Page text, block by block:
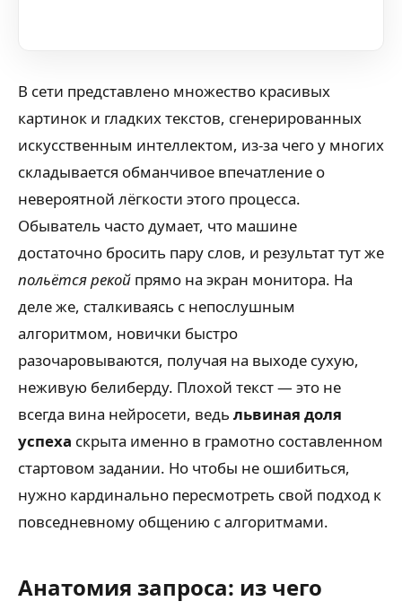
В сети представлено множество красивых
картинок и гладких текстов, сгенерированных
искусственным интеллектом, из-за чего у многих
складывается обманчивое впечатление о
невероятной лёгкости этого процесса.
Обыватель часто думает, что машине
достаточно бросить пару слов, и результат тут же
польётся рекой прямо на экран монитора. На
деле же, сталкиваясь с непослушным
алгоритмом, новички быстро
разочаровываются, получая на выходе сухую,
неживую белиберду. Плохой текст — это не
всегда вина нейросети, ведь львиная доля
успеха скрыта именно в грамотно составленном
стартовом задании. Но чтобы не ошибиться,
нужно кардинально пересмотреть свой подход к
повседневному общению с алгоритмами.
Анатомия запроса: из чего